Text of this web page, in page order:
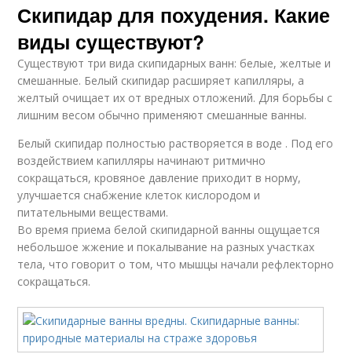
Скипидар для похудения. Какие
виды существуют?
Существуют три вида скипидарных ванн: белые, желтые и
смешанные. Белый скипидар расширяет капилляры, а
желтый очищает их от вредных отложений. Для борьбы с
лишним весом обычно применяют смешанные ванны.
Белый скипидар полностью растворяется в воде . Под его
воздействием капилляры начинают ритмично
сокращаться, кровяное давление приходит в норму,
улучшается снабжение клеток кислородом и
питательными веществами.
Во время приема белой скипидарной ванны ощущается
небольшое жжение и покалывание на разных участках
тела, что говорит о том, что мышцы начали рефлекторно
сокращаться.